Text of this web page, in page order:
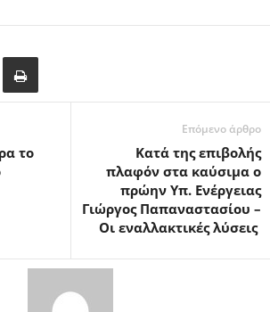
το
Επόμενο άρθρο
Κατά της επιβολής
πλαφόν στα καύσιμα ο
πρώην Υπ. Ενέργειας
Γιώργος Παπαναστασίου –
Οι εναλλακτικές λύσεις